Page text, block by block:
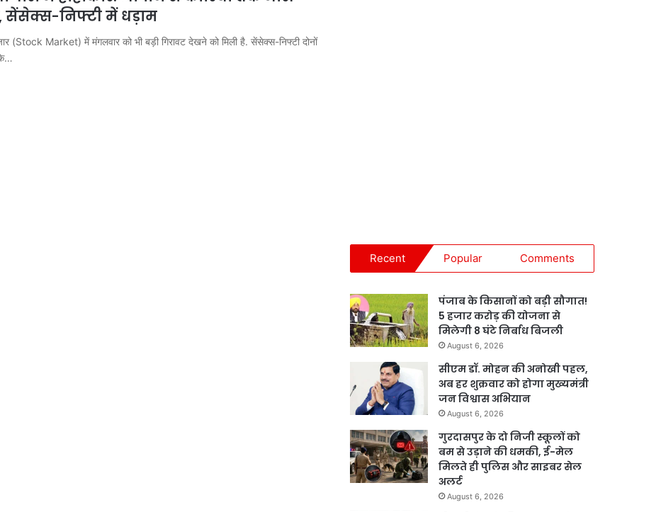
सेंसेक्स-निफ्टी में धड़ाम
(Stock Market) में मंगलवार को भी बड़ी गिरावट देखने को मिली है. सेंसेक्स-निफ्टी दोनों
Recent Popular Comments
पंजाब के किसानों को बड़ी सौगात!
5 हजार करोड़ की योजना से
मिलेगी 8 घंटे निर्बाध बिजली
August 6, 2026
सीएम डॉ. मोहन की अनोखी पहल,
अब हर शुक्रवार को होगा मुख्यमंत्री
जन विश्वास अभियान
August 6, 2026
गुरदासपुर के दो निजी स्कूलों को
बम से उड़ाने की धमकी, ई-मेल
मिलते ही पुलिस और साइबर सेल
अलर्ट
August 6, 2026